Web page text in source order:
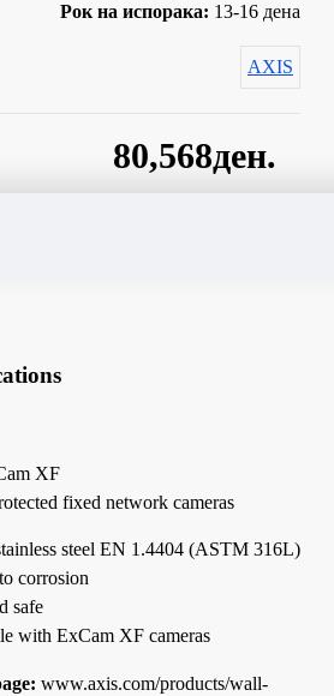
80,568ден.
Рок на испорака: 13-16 дена
AXIS
XF
fixed network cameras
steel EN 1.4404 (ASTM 316L)
corrosion
safe
with ExCam XF cameras
www.axis.com/products/wall-